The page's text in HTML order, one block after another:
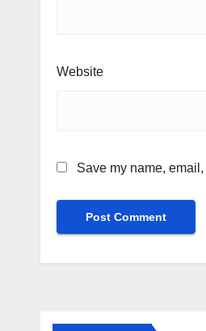
Website
Save my name,